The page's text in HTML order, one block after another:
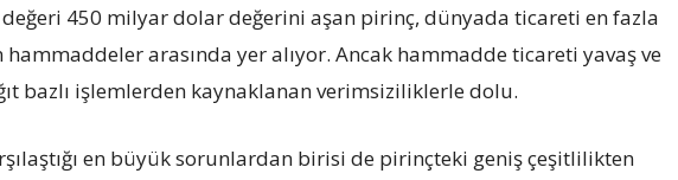
450 milyar dolar değerini aşan pirinç, dünyada ticareti en fazla
arasında yer alıyor. Ancak hammadde ticareti yavaş ve
bazlı işlemlerden kaynaklanan verimsiziliklerle dolu.
en büyük sorunlardan birisi de pirinçteki geniş çeşitlilikten